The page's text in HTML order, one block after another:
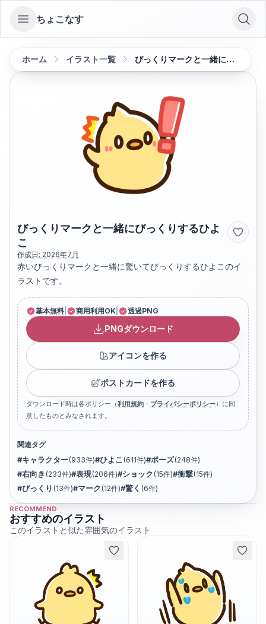
Open sidebar
ちょこなす
ホーム イラスト一覧 びっくりマークと一緒にびっくりするひよこ
びっくりマークと一緒にびっくりするひよ
こ
作成日: 2026年7月
赤いびっくりマークと一緒に驚いてびっくりするひよこのイ
ラストです。
基本無料 商用利用OK 透過PNG
PNGダウンロード
アイコンを作る
ポストカードを作る
ダウンロード時は各ポリシー（利用規約 ・ プライバシーポリシー）に同
意したものとみなされます。
関連タグ
#キャラクター(933件)#ひよこ (611件)#ポーズ(248件)
#右向き (233件)#表現(206件)#ショック (15件)#衝撃(15件)
#びっくり (13件)#マーク (12件)#驚く (6件)
RECOMMEND
おすすめのイラスト
このイラストと似た雰囲気のイラスト